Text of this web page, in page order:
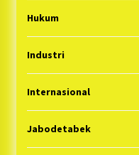
Hukum
Industri
Internasional
Jabodetabek